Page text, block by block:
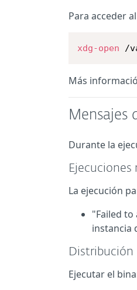
Para acceder
xdg-open /
Más
Mensajes
Durante la
Ejecuciones
La ejecución
"Failed to
instancia
Ejecutar el